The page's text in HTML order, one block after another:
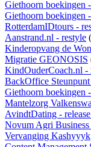
Giethoorn boekingen
Giethoorn boekingen
RotterdamIDtours -
Aanstrand.nl - restyle
Kinderopvang de
Migratie GEONOSIS
KindOuderCoach.nl -
BackOffice
Giethoorn boekingen
Mantelzorg
AvindtDating -
Novum Agri Business
Vervanging Kashyyyk